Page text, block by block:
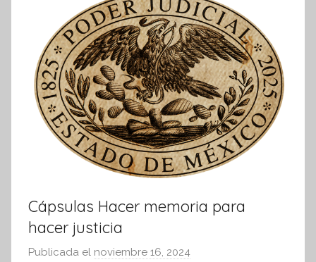
m
a
t
i
v
a
Cápsulas Hacer memoria para
hacer justicia
Publicada el noviembre 16, 2024